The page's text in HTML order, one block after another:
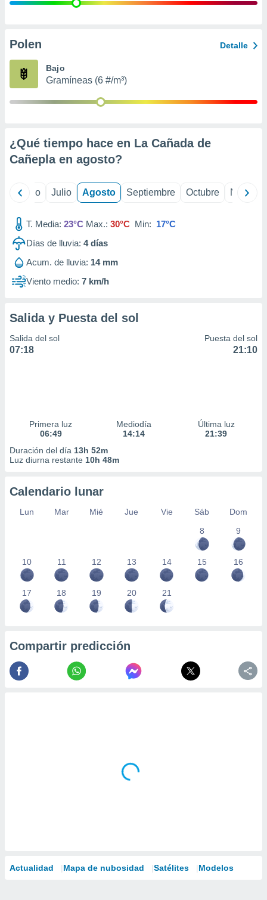
e
publicidad
Polen Detalle
Bajo
Gramíneas (6 #/m³)
¿Qué tiempo hace en La Cañada de
Cañepla en agosto?
Junio Julio Agosto Septiembre Octubre
T. Media: 23°C Max.: 30°C Min: 17°C
Días de lluvia: 4días
Acum. de lluvia: 14 mm
Viento medio: 7 km/h
Salida y Puesta del sol
Salida del sol
07:18
Puesta del sol
21:10
Primera luz
06:49
Mediodía
14:14
Última luz
21:39
Duración del día 13h 52m
Luz diurna restante 10h 48m
Calendario lunar
Lun Mar Mié Jue Vie Sáb
Dom
8
9
10 11 12 13 14 15 16
17 18 19 20 21
Compartir predicción
Actualidad Mapa de nubosidad Satélites Modelos